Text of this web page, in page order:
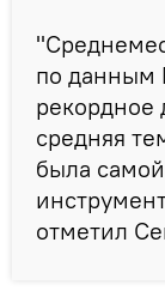
по данным
рекордное
средняя
была
отметил